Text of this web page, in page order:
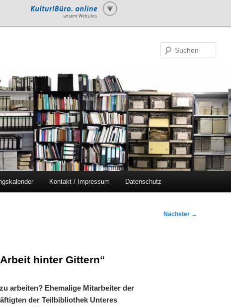
Kontakt / Impressum Datenschutz
Nächster →
hinter Gittern“
arbeiten? Ehemalige Mitarbeiter der
der Teilbibliothek Unteres